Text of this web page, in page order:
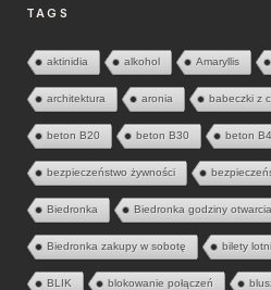
TAGS
aktinidia alkohol Amaryllis
architektura aronia babeczki z
beton B20 beton B30 beton
bezpieczeństwo żywności
Biedronka Biedronka godziny
Biedronka zakupy w sobotę bilety
BLIK blokowanie połączeń